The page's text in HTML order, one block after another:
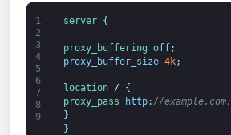
1
2
3
4
5
6
7
8
9
server {
proxy_buffering off;
proxy_buffer_size 4k;
location /
{
proxy_pass
http: //example.com;
}
}